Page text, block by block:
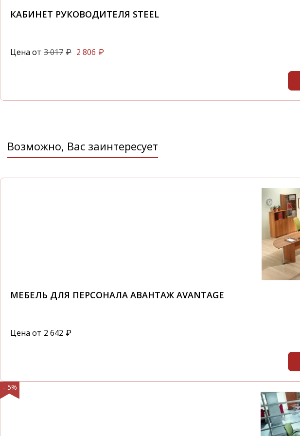
КАБИНЕТ РУКОВОДИТЕЛЯ STEEL
Цена от 3 017 ₽ 2 806 ₽
Возможно, Вас заинтересует
МЕБЕЛЬ ДЛЯ ПЕРСОНАЛА АВАНТАЖ AVANTAGE
Цена от 2 642 ₽
- 5%